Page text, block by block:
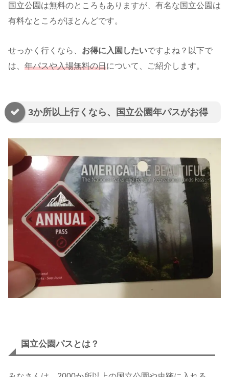
国立公園は無料のところもありますが、有名な国立公園は
有料なところがほとんどです。
せっかく行くなら、 お得に入園したいですよね？以下で
は、 年パスや入場無料の日について、ご紹介します。
3か所以上行くなら、国立公園年パスがお得
国立公園パスとは？